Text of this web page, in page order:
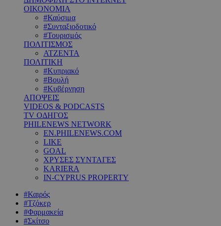
ΟΙΚΟΝΟΜΙΑ
#Καύσιμα
#Συνταξιοδοτικό
#Τουρισμός
ΠΟΛΙΤΙΣΜΟΣ
ΑΤΖΕΝΤΑ
ΠΟΛΙΤΙΚΗ
#Κυπριακό
#Βουλή
#Κυβέρνηση
ΑΠΟΨΕΙΣ
VIDEOS & PODCASTS
TV ΟΔΗΓΟΣ
PHILENEWS NETWORK
EN.PHILENEWS.COM
LIKE
GOAL
ΧΡΥΣΕΣ ΣΥΝΤΑΓΕΣ
KARIERA
IN-CYPRUS PROPERTY
#Καιρός
#Τζόκερ
#Φαρμακεία
#Σκίτσο